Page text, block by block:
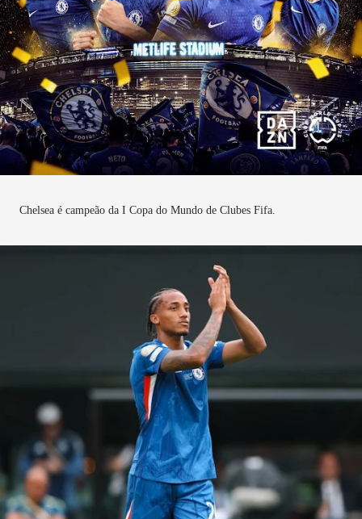
Chelsea é campeão da I Copa do Mundo de Clubes Fifa.